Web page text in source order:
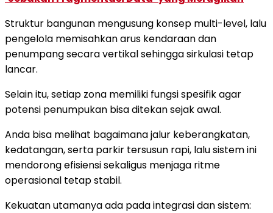
Struktur bangunan mengusung konsep multi-level, lalu
pengelola memisahkan arus kendaraan dan
penumpang secara vertikal sehingga sirkulasi tetap
lancar.
Selain itu, setiap zona memiliki fungsi spesifik agar
potensi penumpukan bisa ditekan sejak awal.
Anda bisa melihat bagaimana jalur keberangkatan,
kedatangan, serta parkir tersusun rapi, lalu sistem ini
mendorong efisiensi sekaligus menjaga ritme
operasional tetap stabil.
Kekuatan utamanya ada pada integrasi dan sistem: